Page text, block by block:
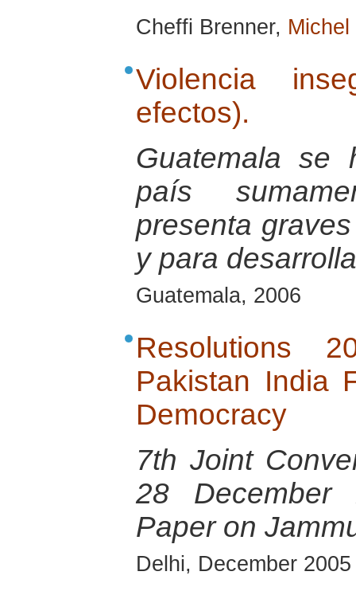
Cheffi Brenner,
Violencia
efectos).
Guatemala se
país
presenta
y para
Guatemala, 2006
Resolutions
Pakistan India
Democracy
7th Joint
28 December
Paper on
Delhi, December 2005